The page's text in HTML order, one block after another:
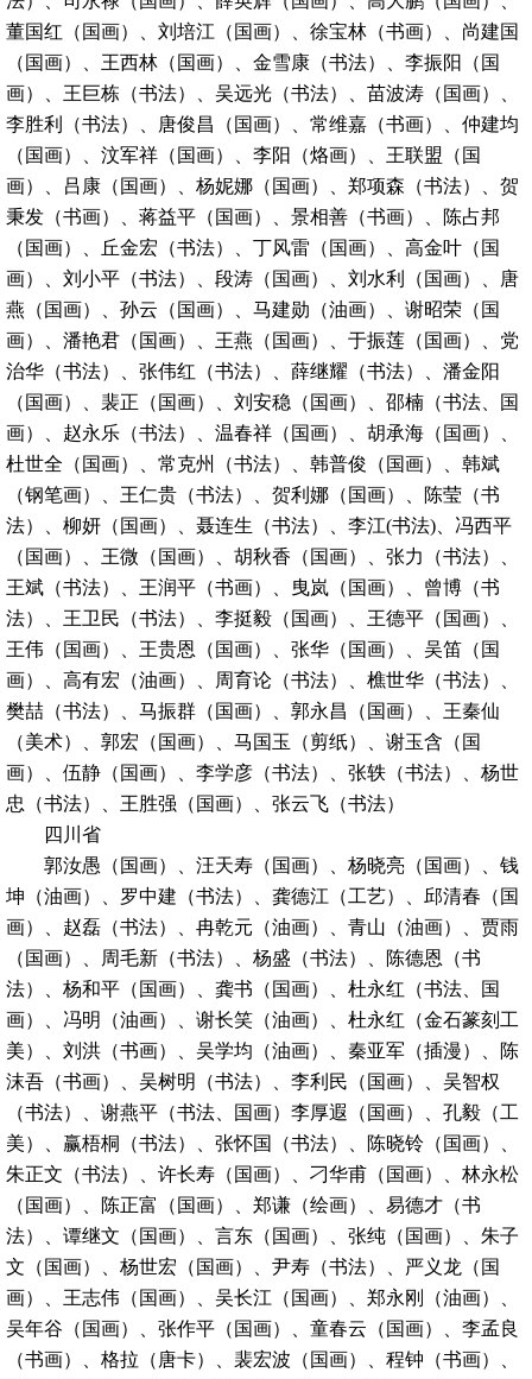
董国红（国画）、刘培江（国画）、徐宝林（书画）、尚建国
（国画）、王西林（国画）、金雪康（书法）、李振阳（国
画）、王巨栋（书法）、吴远光（书法）、苗波涛（国画）、
李胜利（书法）、唐俊昌（国画）、常维嘉（书画）、仲建均
（国画）、汶军祥（国画）、李阳（烙画）、王联盟（国
画）、吕康（国画）、杨妮娜（国画）、郑项森（书法）、贺
秉发（书画）、蒋益平（国画）、景相善（书画）、陈占邦
（国画）、丘金宏（书法）、丁风雷（国画）、高金叶（国
画）、刘小平（书法）、段涛（国画）、刘水利（国画）、唐
燕（国画）、孙云（国画）、马建勋（油画）、谢昭荣（国
画）、潘艳君（国画）、王燕（国画）、于振莲（国画）、党
治华（书法）、张伟红（书法）、薛继耀（书法）、潘金阳
（国画）、裴正（国画）、刘安稳（国画）、邵楠（书法、国
画）、赵永乐（书法）、温春祥（国画）、胡承海（国画）、
杜世全（国画）、常克州（书法）、韩普俊（国画）、韩斌
（钢笔画）、王仁贵（书法）、贺利娜（国画）、陈莹（书
法）、柳妍（国画）、聂连生（书法）、李江(书法)、冯西平
（国画）、王微（国画）、胡秋香（国画）、张力（书法）、
王斌（书法）、王润平（书画）、曳岚（国画）、曾博（书
法）、王卫民（书法）、李挺毅（国画）、王德平（国画）、
王伟（国画）、王贵恩（国画）、张华（国画）、吴笛（国
画）、高有宏（油画）、周育论（书法）、樵世华（书法）、
樊喆（书法）、马振群（国画）、郭永昌（国画）、王秦仙
（美术）、郭宏（国画）、马国玉（剪纸）、谢玉含（国
画）、伍静（国画）、李学彦（书法）、张轶（书法）、杨世
忠（书法）、王胜强（国画）、张云飞（书法）
四川省
郭汝愚（国画）、汪天寿（国画）、杨晓亮（国画）、钱
坤（油画）、罗中建（书法）、龚德江（工艺）、邱清春（国
画）、赵磊（书法）、冉乾元（油画）、青山（油画）、贾雨
（国画）、周毛新（书法）、杨盛（书法）、陈德恩（书
法）、杨和平（国画）、龚书（国画）、杜永红（书法、国
画）、冯明（油画）、谢长笑（油画）、杜永红（金石篆刻工
美）、刘洪（书画）、吴学均（油画）、秦亚军（插漫）、陈
沫吾（书画）、吴树明（书法）、李利民（国画）、吴智权
（书法）、谢燕平（书法、国画）李厚遐（国画）、孔毅（工
美）、赢梧桐（书法）、张怀国（书法）、陈晓铃（国画）、
朱正文（书法）、许长寿（国画）、刁华甫（国画）、林永松
（国画）、陈正富（国画）、郑谦（绘画）、易德才（书
法）、谭继文（国画）、言东（国画）、张纯（国画）、朱子
文（国画）、杨世宏（国画）、尹寿（书法）、严义龙（国
画）、王志伟（国画）、吴长江（国画）、郑永刚（油画）、
吴年谷（国画）、张作平（国画）、童春云（国画）、李孟良
（书画）、格拉（唐卡）、裴宏波（国画）、程钟（书画）、